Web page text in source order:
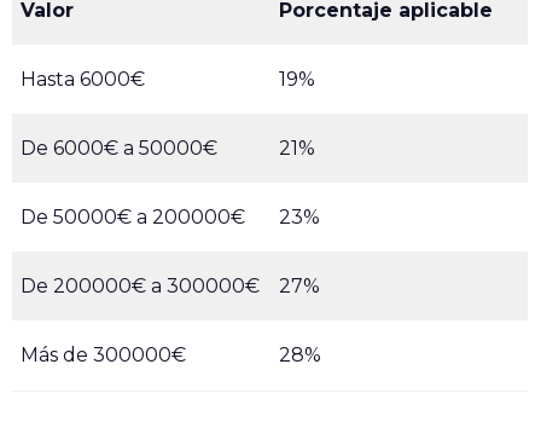
Valor Porcentaje aplicable
Hasta 6000€ 19%
De 6000€ a 50000€ 21%
De 50000€ a 200000€ 23%
De 200000€ a 300000€ 27%
Más de 300000€ 28%